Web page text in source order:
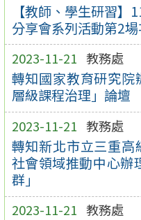
【教師、學生研習
分享會系列活動第2
2023-11-21 教務處
轉知國家教育研究
層級課程治理」論壇
2023-11-21 教務處
轉知新北市立三重高
社會領域推動中心辦
群」
2023-11-21 教務處